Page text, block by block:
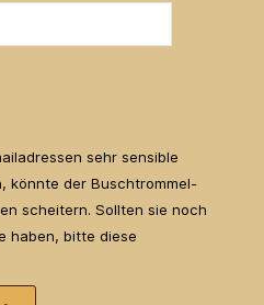
sehr sensible
könnte der Buschtrommel-
scheitern. Sollten sie noch
haben, bitte diese